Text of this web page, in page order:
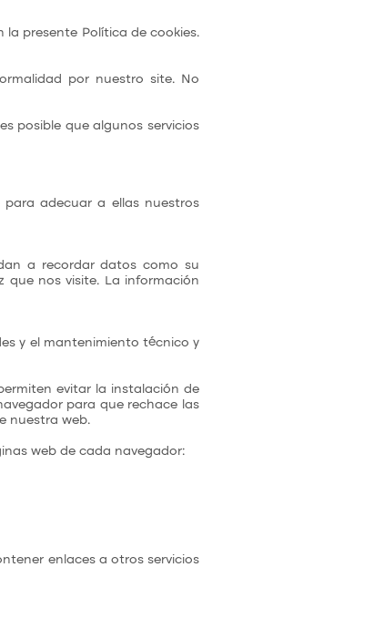
la presente Política de cookies.
por nuestro site. No
posible que algunos servicios
adecuar a ellas nuestros
a recordar datos como su
que nos visite. La información
y el mantenimiento técnico y
evitar la instalación de
para que rechace las
nuestra web.
web de cada navegador:
enlaces a otros servicios